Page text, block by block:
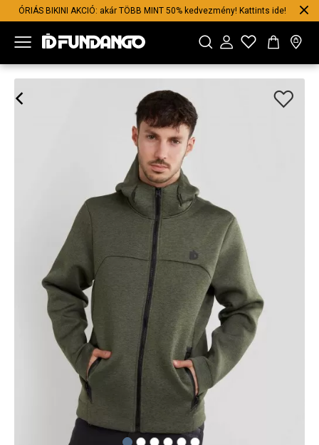
ÓRIÁS BIKINI AKCIÓ: akár TÖBB MINT 50% kedvezmény! Kattints ide!